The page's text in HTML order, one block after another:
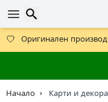
Получете безплатна
Предлага се и DHL
Начало Карти и